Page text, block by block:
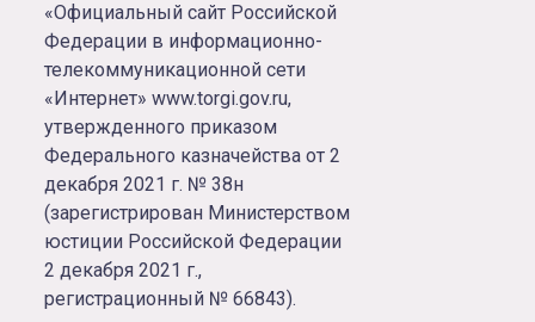
«Официальный сайт Российской
Федерации в информационно-
телекоммуникационной сети
«Интернет» www.torgi.gov.ru,
утвержденного приказом
Федерального казначейства от 2
декабря 2021 г. № 38н
(зарегистрирован Министерством
юстиции Российской Федерации
2 декабря 2021 г.,
регистрационный № 66843).